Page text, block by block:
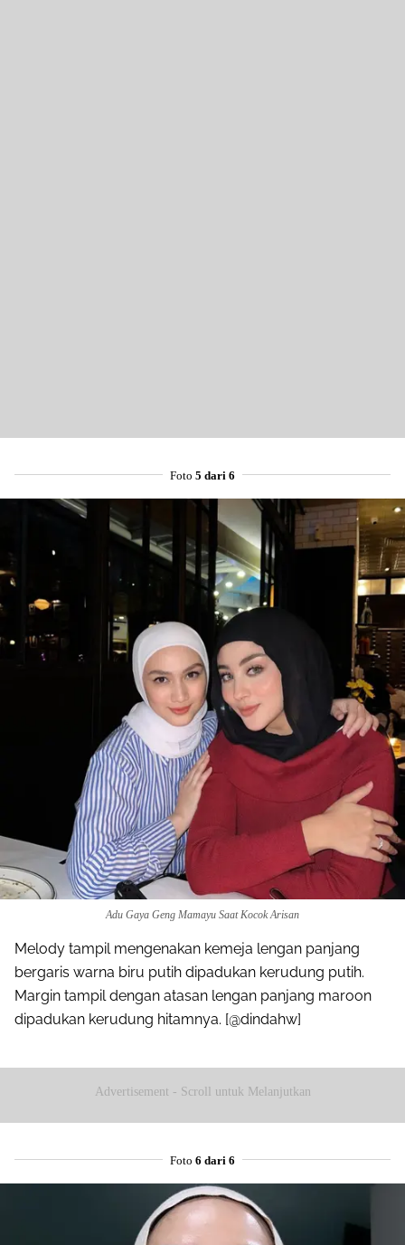
Foto 5 dari 6
Adu Gaya Geng Mamayu Saat Kocok Arisan
Melody tampil mengenakan kemeja lengan panjang
bergaris warna biru putih dipadukan kerudung putih.
Margin tampil dengan atasan lengan panjang maroon
dipadukan kerudung hitamnya. [@dindahw]
Advertisement - Scroll untuk Melanjutkan
Foto 6 dari 6